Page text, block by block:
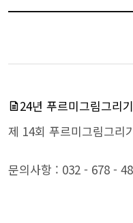
24년 푸르미그림그리
제 14회 푸르미그림그리
문의사항 : 032 - 678 -